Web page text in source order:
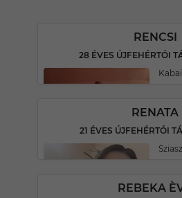
RENCSI
28 ÉVES ÚJFEHÉRTÓI
RENATA
21 ÉVES ÚJFEHÉRTÓI
REBEKA